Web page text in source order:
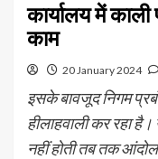
कार्यालय में
काम
20 January 2024
इसके बावजूद निगम
हीलाहवाली कर रहा
नहीं होती तब तक